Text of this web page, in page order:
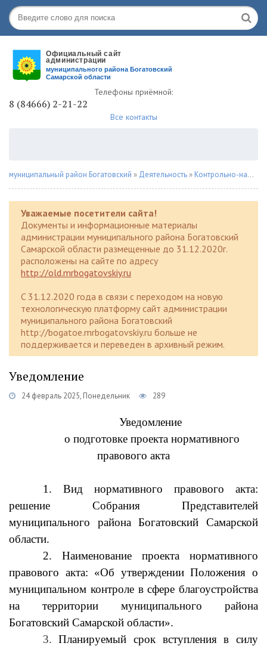
Телефоны приёмной:
8 (84666) 2-21-22
Все контакты
муниципальный район Богатовский » Деятельность » Контрольно-надзорная деятельность
Уважаемые посетители сайта!
Документы и информационные материалы
администрации муниципального района Богатовский
Самарской области размещенные до 31.12.2020г.
расположены на сайте по адресу
http://old.mrbogatovskiy.ru
C 31.12.2020 года в связи с переходом на новую
технологическую платформу сайт администрации
муниципального района Богатовский
http://bogatoe.mrbogatovskiy.ru больше не
поддерживается и переведен в архивный режим.
Уведомление
24 февраль 2025, Понедельник 289
Уведомление
о подготовке проекта нормативного
правового акта
1. Вид нормативного правового акта:
решение Собрания Представителей
муниципального района Богатовский Самарской
области.
2. Наименование проекта нормативного
правового акта: «Об утверждении Положения о
муниципальном контроле в сфере благоустройства
на территории муниципального района
Богатовский Самарской области».
3.Планируемый срок вступления в силу